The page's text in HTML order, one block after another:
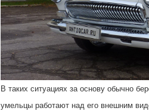
В таких ситуациях за основу обычно
умельцы работают над его внешним